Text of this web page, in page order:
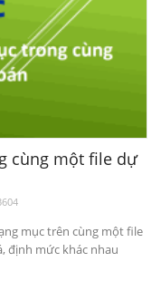
cùng một file dự
mục trên cùng một file
định mức khác nhau